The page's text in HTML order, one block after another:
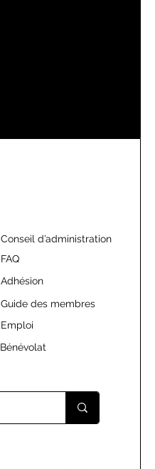
Conseil d’administration
FAQ
Adhésion
Guide des membres
Emploi
Bénévolat